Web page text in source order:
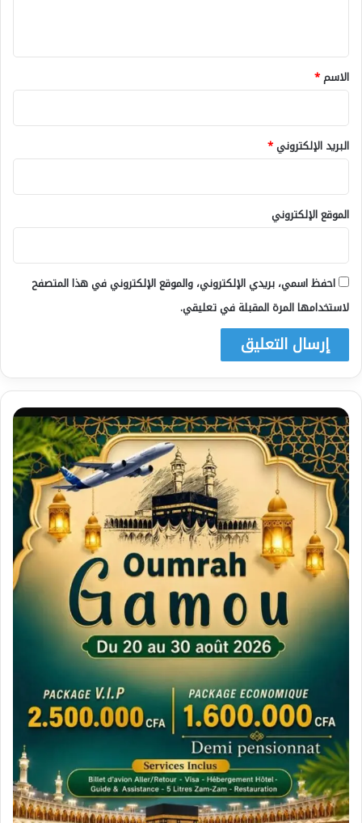
*
الاسم*
البريد الإلكتروني*
الموقع الإلكتروني
احفظ اسمي، بريدي الإلكتروني، والموقع الإلكتروني في هذا المتصفح
لاستخدامها المرة المقبلة في تعليقي.